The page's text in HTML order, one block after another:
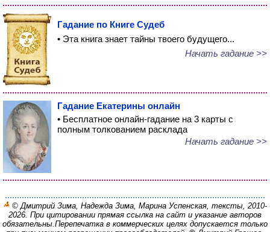
Гадание по Книге Судеб
• Эта книга знает тайны твоего будущего...
Начать гадание >>
Гадание Екатерины онлайн
• Бесплатное онлайн-гадание на 3 карты с
полным толкованием расклада
Начать гадание >>
© Дмитрий Зима, Надежда Зима, Марина Успенская, тексты, 2010-
2026. При цитировании прямая ссылка на сайт и указание авторов
обязательны.Перепечатка в коммерческих целях допускается только